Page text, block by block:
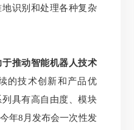
识别和处理各种复杂
推动智能机器人技术
的技术创新和产品优
具有高自由度、模块
年8月发布会一次性发